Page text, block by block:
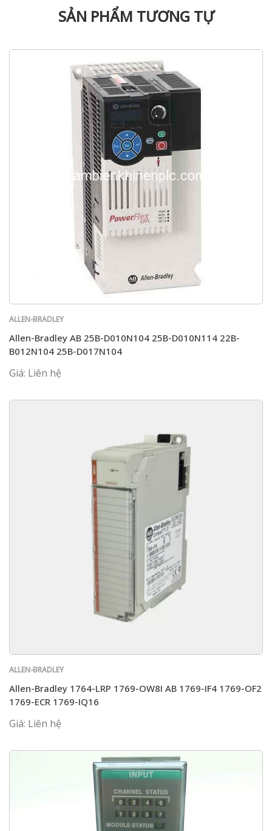
SẢN PHẨM TƯƠNG TỰ
ALLEN-BRADLEY
Allen-Bradley AB 25B-D010N104 25B-D010N114 22B-
B012N104 25B-D017N104
Giá: Liên hệ
ALLEN-BRADLEY
Allen-Bradley 1764-LRP 1769-OW8I AB 1769-IF4 1769-OF2
1769-ECR 1769-IQ16
Giá: Liên hệ